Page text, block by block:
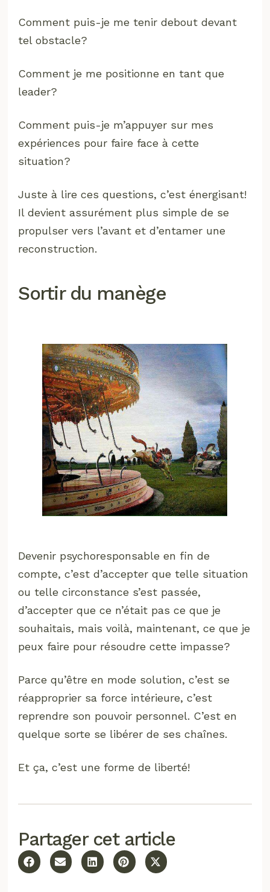
Comment puis-je me tenir debout devant
tel obstacle?
Comment je me positionne en tant que
leader?
Comment puis-je m’appuyer sur mes
expériences pour faire face à cette
situation?
Juste à lire ces questions, c’est énergisant!
Il devient assurément plus simple de se
propulser vers l’avant et d’entamer une
reconstruction.
Sortir du manège
Devenir psychoresponsable en fin de
compte, c’est d’accepter que telle situation
ou telle circonstance s’est passée,
d’accepter que ce n’était pas ce que je
souhaitais, mais voilà, maintenant, ce que je
peux faire pour résoudre cette impasse?
Parce qu’être en mode solution, c’est se
réapproprier sa force intérieure, c’est
reprendre son pouvoir personnel. C’est en
quelque sorte se libérer de ses chaînes.
Et ça, c’est une forme de liberté!
Partager cet article